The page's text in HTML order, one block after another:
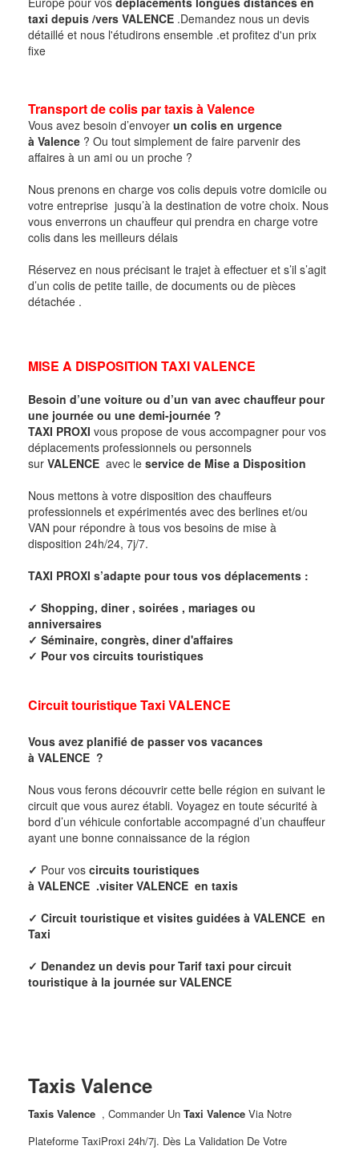
taxi depuis /vers VALENCE .Demandez nous un devis
détaillé et nous l'étudirons ensemble .et profitez d'un prix
fixe
Transport de colis par taxis àValence
Vous avez besoin d’envoyer un colis en urgence
à Valence ? Ou tout simplement de faire parvenir des
affaires à un ami ou un proche ?
Nous prenons en charge vos colis depuis votre domicile ou
votre entreprise jusqu’à la destination de votre choix. Nous
vous enverrons un chauffeur qui prendra en charge votre
colis dans les meilleurs délais
Réservez en nous précisant le trajet à effectuer et s’il s’agit
d’un colis de petite taille, de documents ou de pièces
détachée .
MISE A DISPOSITION TAXIVALENCE
Besoin d’une voiture ou d’un van avec chauffeur pour
une journée ou une demi-journée ?
TAXI PROXI vous propose de vous accompagner pour vos
déplacements professionnels ou personnels
sur VALENCE avec le service de Mise a Disposition
Nous mettons à votre disposition des chauffeurs
professionnels et expérimentés avec des berlines et/ou
VAN pour répondre à tous vos besoins de mise à
disposition 24h/24, 7j/7.
TAXI PROXI s’adapte pour tous vos déplacements :
✓ Shopping, diner , soirées , mariages ou
anniversaires
✓ Séminaire, congrès, diner d'affaires
✓ Pour vos circuits touristiques
Circuit touristique TaxiVALENCE
Vous avez planifié de passer vos vacances
à VALENCE ?
Nous vous ferons découvrir cette belle région en suivant le
circuit que vous aurez établi. Voyagez en toute sécurité à
bord d’un véhicule confortable accompagné d’un chauffeur
ayant une bonne connaissance de la région
✓ Pour vos circuits touristiques
à VALENCE .visiterVALENCE en taxis
✓ Circuit touristique et visites guidées à VALENCE en
Taxi
✓ Denandez un devis pourTarif taxi pour circuit
touristique à la journée surVALENCE
Taxis Valence
Taxis Valence , Commander Un Taxi Valence Via Notre
Plateforme TaxiProxi 24h/7j. Dès La Validation De Votre